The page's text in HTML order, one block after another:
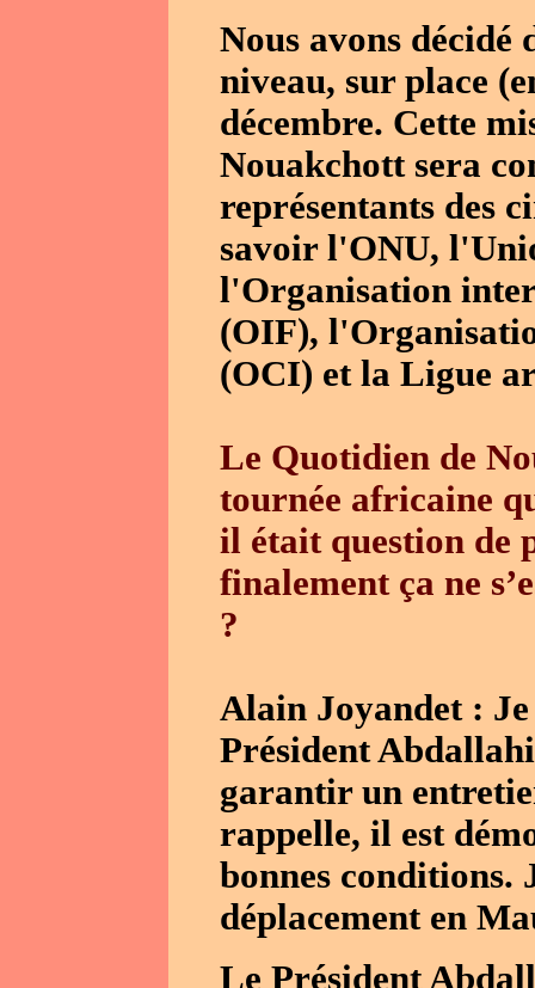
Nous avons décidé
niveau, sur place
décembre. Cette
Nouakchott sera
représentants des
savoir l'ONU,
l'Organisation
(OIF),
(OCI) et la Ligue
Le Quotidien de
tournée africaine
il était question de
finalement ça ne
?
Alain Joyandet :
Président
garantir un
rappelle, il est
bonnes conditions.
déplacement en
Le Président